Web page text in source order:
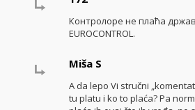
Контролоре не плаћа
EUROCONTROL.
Miša S
A da lepo Vi stručni
tu platu i ko to plaća? Pa